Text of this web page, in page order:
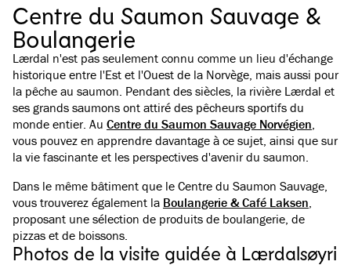
Centre du Saumon Sauvage &
Boulangerie
Lærdal n'est pas seulement connu comme un lieu d'échange
historique entre l'Est et l'Ouest de la Norvège, mais aussi pour
la pêche au saumon. Pendant des siècles, la rivière Lærdal et
ses grands saumons ont attiré des pêcheurs sportifs du
monde entier. Au Centre du Saumon Sauvage Norvégien,
vous pouvez en apprendre davantage à ce sujet, ainsi que sur
la vie fascinante et les perspectives d'avenir du saumon.
Dans le même bâtiment que le Centre du Saumon Sauvage,
vous trouverez également la Boulangerie & Café Laksen,
proposant une sélection de produits de boulangerie, de
pizzas et de boissons.
Photos de la visite guidée à Lærdalsøyri